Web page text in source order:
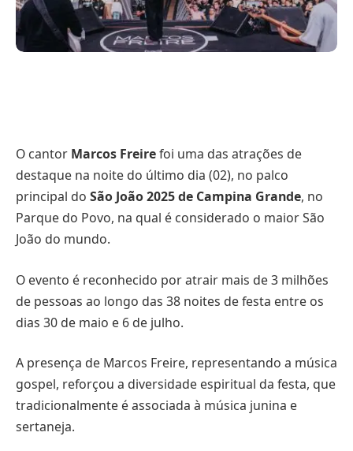
O cantor Marcos Freirefoi uma das atrações de
destaque na noite do último dia (02), no palco
principal do São João 2025 de Campina Grande, no
Parque do Povo, na qual é considerado o maior São
João do mundo.
O evento é reconhecido por atrair mais de 3 milhões
de pessoas ao longo das 38 noites de festa entre os
dias 30 de maio e 6 de julho.
A presença de Marcos Freire, representando a música
gospel, reforçou a diversidade espiritual da festa, que
tradicionalmente é associada à música junina e
sertaneja.